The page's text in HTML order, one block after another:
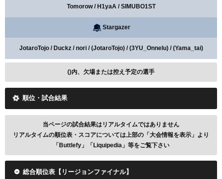
Tomorow / H1yaA / SIMUBO1ST
Stargazer
JotaroTojo / Duckz / nori / (JotaroTojo) / (3YU_Onnelu) / (Yama_tai)
()内、欠場または控え予定の選手
順位・試合結果
当ページの試合結果はリアルタイムではありません
リアルタイムの順位表・スコアについては上部の「大会情報を表示」より
「Buttlefy」「Liquipedia」等をご覧下さい
総合順位表【リージョンファイナル】